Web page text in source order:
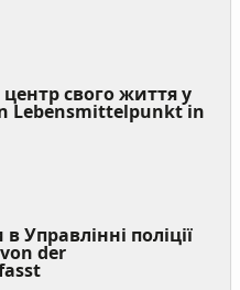
свого життя у
Lebensmittelpunkt in
Управлінні поліції
der